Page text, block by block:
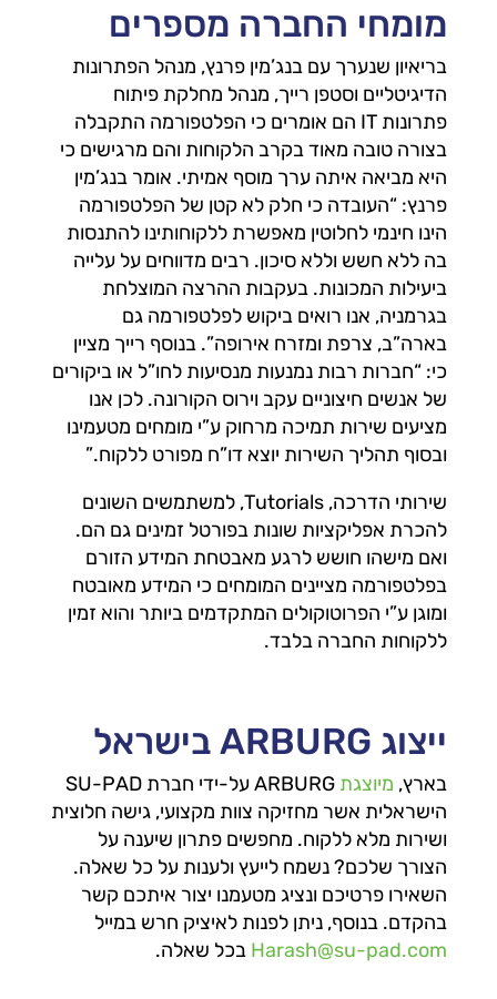
מומחי החברה מספרים
בריאיון שנערך עם בנג’מין פרנץ, מנהל הפתרונות
הדיגיטליים וסטפן רייך, מנהל מחלקת פיתוח
פתרונות IT הם אומרים כי הפלטפורמה התקבלה
בצורה טובה מאוד בקרב הלקוחות והם מרגישים כי
היא מביאה איתה ערך מוסף אמיתי. אומר בנג’מין
פרנץ: “העובדה כי חלק לא קטן של הפלטפורמה
הינו חינמי לחלוטין מאפשרת ללקוחותינו להתנסות
בה ללא חשש וללא סיכון. רבים מדווחים על עלייה
ביעילות המכונות. בעקבות ההרצה המוצלחת
בגרמניה, אנו רואים ביקוש לפלטפורמה גם
בארה”ב, צרפת ומזרח אירופה”. בנוסף רייך מציין
כי: “חברות רבות נמנעות מנסיעות לחו”ל או ביקורים
של אנשים חיצוניים עקב וירוס הקורונה. לכן אנו
מציעים שירות תמיכה מרחוק ע”י מומחים מטעמינו
ובסוף תהליך השירות יוצא דו”ח מפורט ללקוח.”
שירותי הדרכה, Tutorials, למשתמשים השונים
להכרת אפליקציות שונות בפורטל זמינים גם הם.
ואם מישהו חושש לרגע מאבטחת המידע הזורם
בפלטפורמה מציינים המומחים כי המידע מאובטח
ומוגן ע”י הפרוטוקולים המתקדמים ביותר והוא זמין
ללקוחות החברה בלבד.
ייצוג ARBURG בישראל
בארץ, מיוצגת
ARBURG על-ידי חברת SU-PAD
הישראלית אשר מחזיקה צוות מקצועי, גישה חלוצית
ושירות מלא ללקוח. מחפשים פתרון שיענה על
הצורך שלכם? נשמח לייעץ ולענות על כל שאלה.
השאירו פרטיכם ונציג מטעמנו יצור איתכם קשר
בהקדם. בנוסף, ניתן לפנות לאיציק חרש במייל
Harash@su-pad.com בכל שאלה.